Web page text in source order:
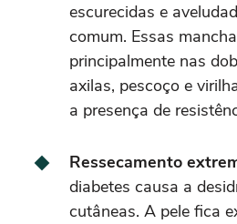
escurecidas e
comum. Essas
principalmente nas
axilas, pescoço e
a presença de
Ressecamento
diabetes causa a
cutâneas. A pele fica